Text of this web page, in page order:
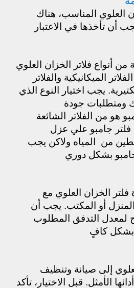
العلوي المناسب، هناك
أنواع فلاتر الخزان العلوي
الميكانيكية والفلاتر
يجب اختيار النوع الذي
ومتطلبات جودة
هو من الفلاتر الشائعة
فلتر جامبو علي عزل
من المياه ولاكن يجب
الخزان العلوي مع
أو المكتب. يجب أن
لمعدل التدفق المطلوب
إلى صيانة وتنظيف
الأمثل. قبل الاختيار، تأكد